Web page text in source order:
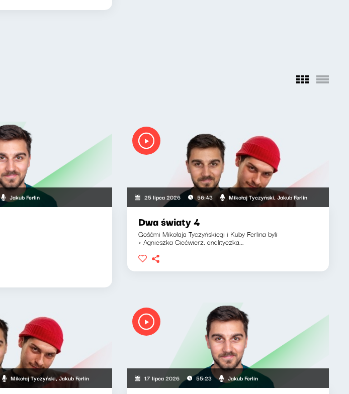
Jakub Ferlin 25 lipca 2026 56:43 Mikołaj Tyczyński, Jakub Ferlin
Dwa światy 4
Gośćmi Mikołaja Tyczyńskiegi i Kuby Ferlina byli:
> Agnieszka Ciećwierz, analityczka...
Mikołaj Tyczyński, Jakub Ferlin 17 lipca 2026 55:23 Jakub Ferlin